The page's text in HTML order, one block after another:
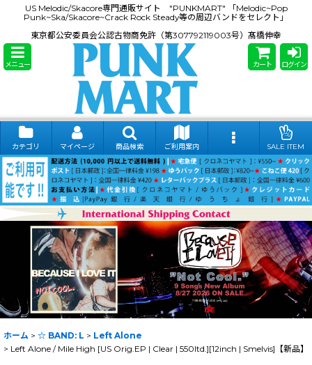
US Melodic/Skacore専門通販サイト "PUNKMART" 「Melodic~Pop
Punk~Ska/Skacore~Crack Rock Steady等の周辺バンドをセレクト」
東京都公安委員会公認古物商免許（第307792119003号）髙橋伸幸
メニュー カート ログイン
カテゴリ マイページ 商品検索 ご利用案内 SALE ITEM
ホーム > ☆ BAND: L > Left Alone
> Left Alone ‎/ Mile High [US Orig.EP | Clear | 550ltd.][12inch | Smelvis]【新品】